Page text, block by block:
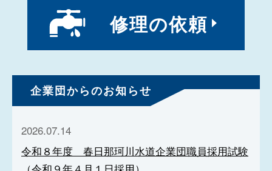
修理の依頼
企業団からのお知らせ
2026.07.14
令和８年度 春日那珂川水道企業団職員採用試験